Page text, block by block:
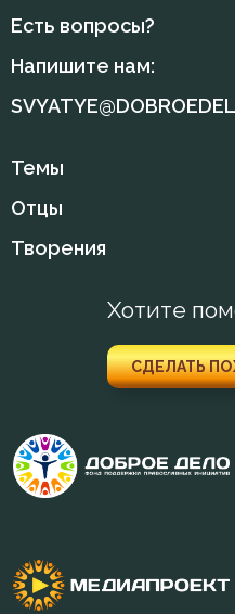
Добродетель
Дух Святой
Душа
Еда
Женщина
Жизнь вечная
Загробная жизнь
Есть вопросы?
Напишите нам:
Темы
Отцы
Творения
Хотите
СДЕЛАТЬ